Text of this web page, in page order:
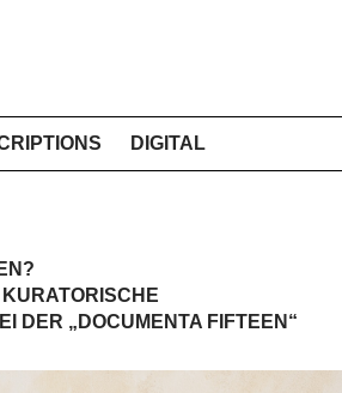
DIGITAL
DER „DOCUMENTA FIFTEEN“